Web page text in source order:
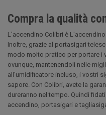
Compra la qualità
L'accendino Colibri è
Inoltre, grazie al portasigari
modo molto pratico per portare i
ovunque, mantenendoli nelle
all'umidificatore incluso, i vostri
sapore. Con Colibri, avete la
dureranno nel tempo. Quindi
accendino, portasigari e